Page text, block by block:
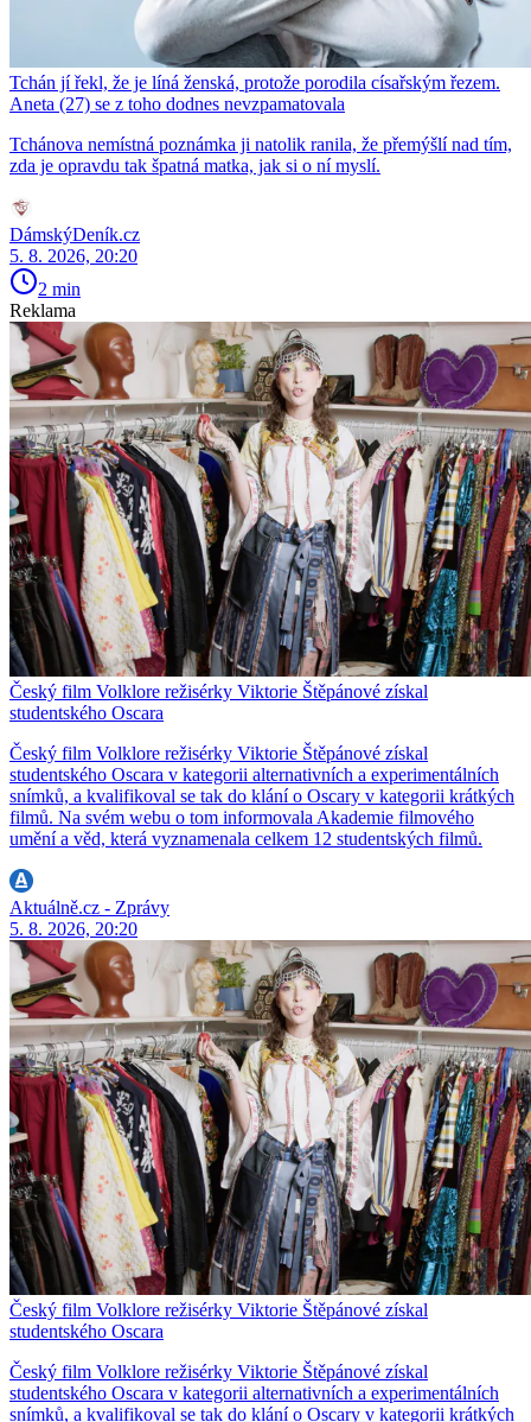
Tchán jí řekl, že je líná ženská, protože porodila císařským řezem.
Aneta (27) se z toho dodnes nevzpamatovala
Tchánova nemístná poznámka ji natolik ranila, že přemýšlí nad tím,
zda je opravdu tak špatná matka, jak si o ní myslí.
DámskýDeník.cz
5. 8. 2026, 20:20
2 min
Reklama
Český film Volklore režisérky Viktorie Štěpánové získal
studentského Oscara
Český film Volklore režisérky Viktorie Štěpánové získal
studentského Oscara v kategorii alternativních a experimentálních
snímků, a kvalifikoval se tak do klání o Oscary v kategorii krátkých
filmů. Na svém webu o tom informovala Akademie filmového
umění a věd, která vyznamenala celkem 12 studentských filmů.
Aktuálně.cz - Zprávy
5. 8. 2026, 20:20
Český film Volklore režisérky Viktorie Štěpánové získal
studentského Oscara
Český film Volklore režisérky Viktorie Štěpánové získal
studentského Oscara v kategorii alternativních a experimentálních
snímků, a kvalifikoval se tak do klání o Oscary v kategorii krátkých